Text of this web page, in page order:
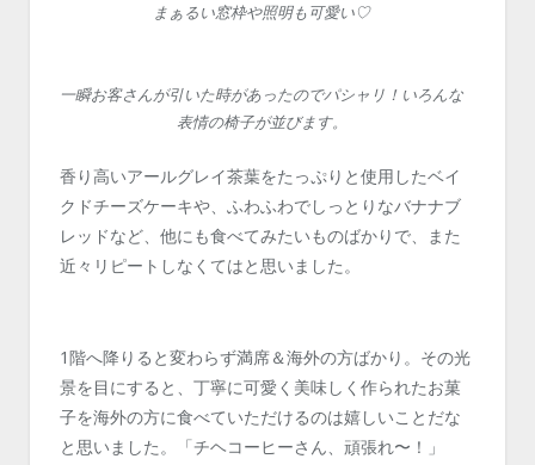
まぁるい窓枠や照明も可愛い♡
一瞬お客さんが引いた時があったのでパシャリ！いろんな
表情の椅子が並びます。
⁡香り高いアールグレイ茶葉をたっぷりと使用したベイ
クドチーズケーキや、ふわふわでしっとりなバナナブ
レッドなど、⁡他にも食べてみたいものばかりで、また
近々リピートしなくてはと思いました。
1階へ降りると変わらず満席＆海外の方ばかり。その光
景を目にすると、丁寧に可愛く美味しく作られたお菓
子を海外の方に食べていただけるのは嬉しいことだな
と思いました。「チヘコーヒーさん、頑張れ〜！」